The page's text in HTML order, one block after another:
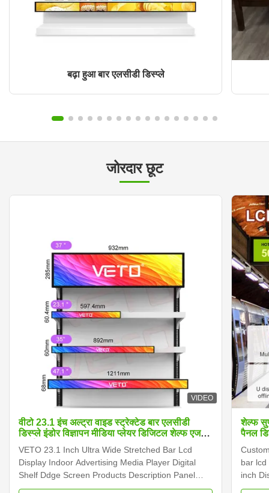
बढ़ा हुआ बार एलसीडी डिस्प्ले
जोरदार छूट
VIDEO
वीटो 23.1 इंच अल्ट्रा वाइड स्ट्रेक्टेड बार एलसीडी
डिस्प्ले इंडोर विज्ञापन मीडिया प्लेयर डिजिटल शेल्फ एज
VETO 23.1 Inch Ultra Wide Stretched Bar Lcd
Display Indoor Advertising Media Player Digital
Shelf Ddge Screen Products Description Panel
type 23.1 inch LCD screen Installation Wall mount
शेल्फ
पैनल
bar lcd
inch